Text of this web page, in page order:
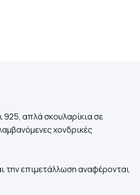
απλά σκουλαρίκια σε
χονδρικές
την επιμετάλλωση αναφέρονται